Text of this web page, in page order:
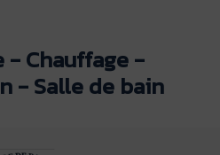
- Chauffage -
- Salle de bain